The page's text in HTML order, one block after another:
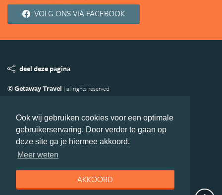
Ook wij gebruiken cookies voor een optimale
gebruikerservaring. Door verder te gaan op
deze site ga je hiermee akkoord.
Meer weten
AKKOORD
VOLG ONS VIA FACEBOOK
deel deze pagina
© Getaway Travel | all rights reserved
Copyright
Privacy statement Disclaimer
Cookies
Volg Azie.nl
Nieuwsbrief
Facebook